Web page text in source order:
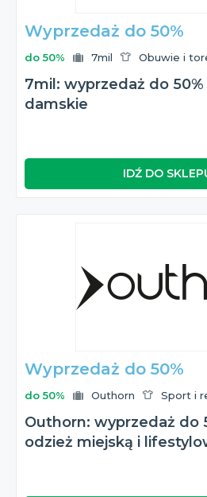
Wyprzedaż do 50%
do 50% 7mil Obuwie i
7mil: wyprzedaż do
damskie
IDŹ DO
Wyprzedaż do 50%
do 50% Outhorn Sport i
Outhorn: wyprzedaż do
odzież miejską i